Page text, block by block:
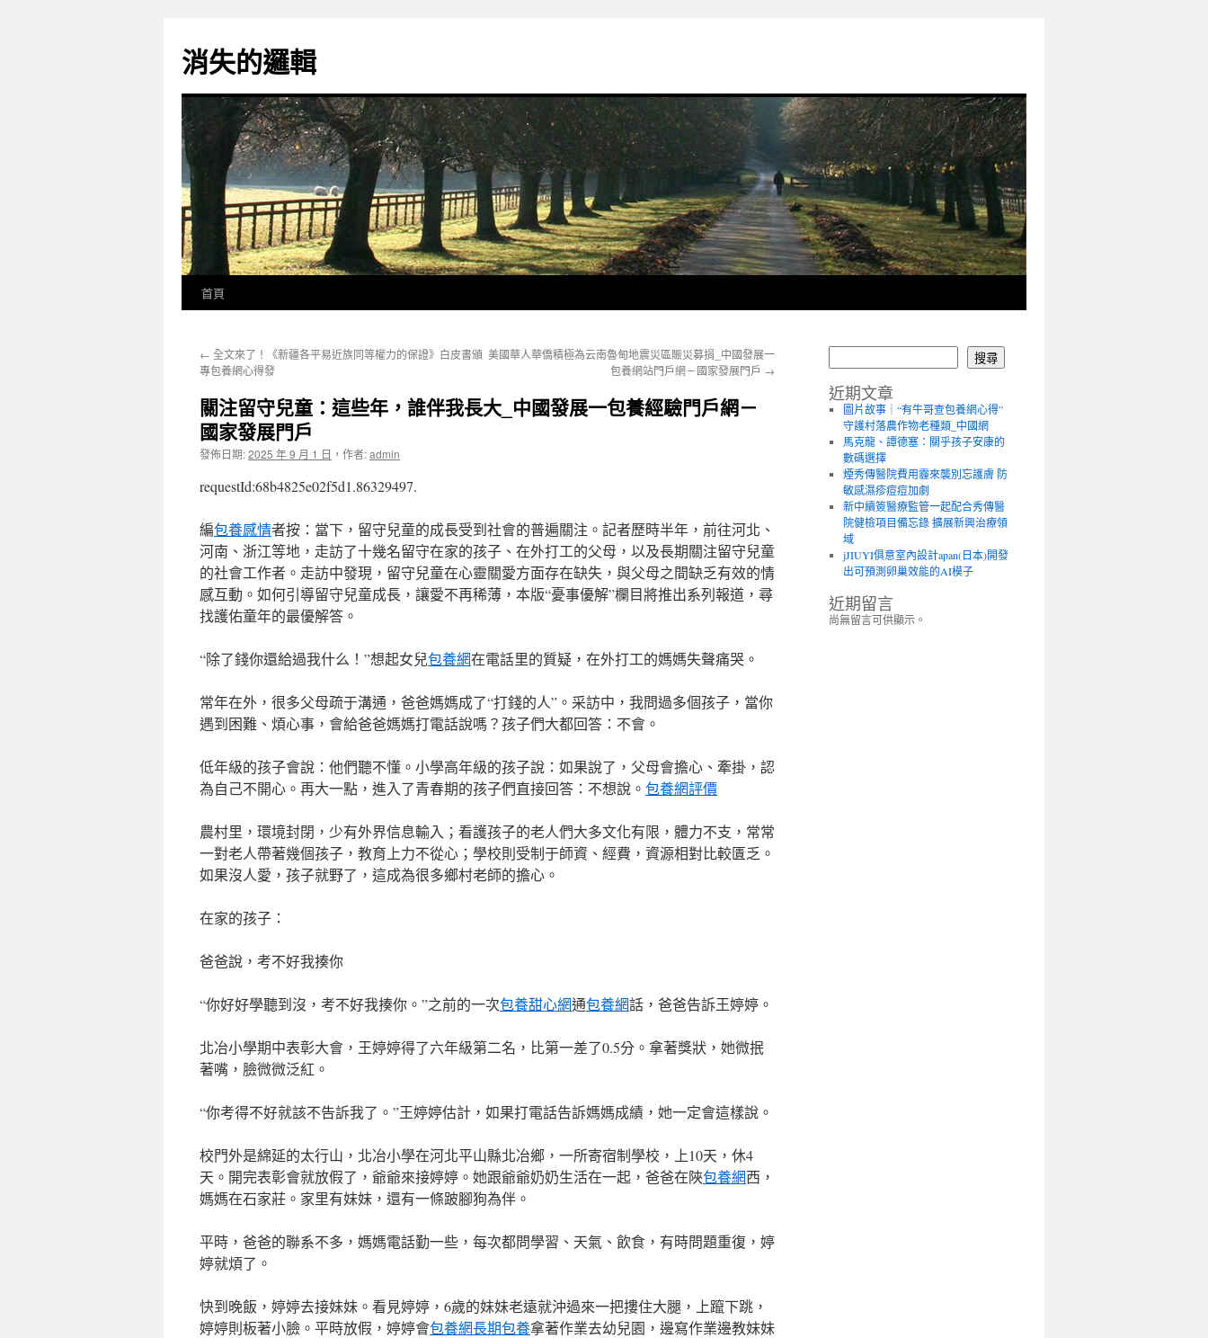
主
要
消失的邏輯
首頁
← 全文來了！《新疆各平易近族同等權力的保證》白皮書頒
專包養網心得發
美國華人華僑積極為云南魯甸地震災區賑災募捐_中國發展一
包養網站門戶網－國家發展門戶 →
關注留守兒童：這些年，誰伴我長大_中國發展一包養經驗門戶網－
國家發展門戶
發佈日期:2025 年 9 月 1 日 ， 作者:admin
requestId:68b4825e02f5d1.86329497.
編包養感情者按：當下，留守兒童的成長受到社會的普遍關注。記者歷時半年，前往河北、
河南、浙江等地，走訪了十幾名留守在家的孩子、在外打工的父母，以及長期關注留守兒童
的社會工作者。走訪中發現，留守兒童在心靈關愛方面存在缺失，與父母之間缺乏有效的情
感互動。如何引導留守兒童成長，讓愛不再稀薄，本版“憂事優解”欄目將推出系列報道，尋
找護佑童年的最優解答。
“除了錢你還給過我什么！”想起女兒包養網在電話里的質疑，在外打工的媽媽失聲痛哭。
常年在外，很多父母疏于溝通，爸爸媽媽成了“打錢的人”。采訪中，我問過多個孩子，當你
遇到困難、煩心事，會給爸爸媽媽打電話說嗎？孩子們大都回答：不會。
低年級的孩子會說：他們聽不懂。小學高年級的孩子說：如果說了，父母會擔心、牽掛，認
為自己不開心。再大一點，進入了青春期的孩子們直接回答：不想說。 包養網評價
農村里，環境封閉，少有外界信息輸入；看護孩子的老人們大多文化有限，體力不支，常常
一對老人帶著幾個孩子，教育上力不從心；學校則受制于師資、經費，資源相對比較匱乏。
如果沒人愛，孩子就野了，這成為很多鄉村老師的擔心。
在家的孩子：
爸爸說，考不好我揍你
“你好好學聽到沒，考不好我揍你。”之前的一次包養甜心網通包養網話，爸爸告訴王婷婷。
北冶小學期中表彰大會，王婷婷得了六年級第二名，比第一差了0.5分。拿著獎狀，她微抿
著嘴，臉微微泛紅。
“你考得不好就該不告訴我了。”王婷婷估計，如果打電話告訴媽媽成績，她一定會這樣說。
校門外是綿延的太行山，北冶小學在河北平山縣北冶鄉，一所寄宿制學校，上10天，休4
天。開完表彰會就放假了，爺爺來接婷婷。她跟爺爺奶奶生活在一起，爸爸在陜包養網西，
媽媽在石家莊。家里有妹妹，還有一條跛腳狗為伴。
平時，爸爸的聯系不多，媽媽電話勤一些，每次都問學習、天氣、飲食，有時問題重復，婷
婷就煩了。
快到晚飯，婷婷去接妹妹。看見婷婷，6歲的妹妹老遠就沖過來一把摟住大腿，上躥下跳，
婷婷則板著小臉。平時放假，婷婷會包養網長期包養拿著作業去幼兒園，邊寫作業邊教妹妹
搜尋
近期文章
圖片故事｜“有牛哥查包養網心得”
守護村落農作物老種類_中國網
馬克龍、譚德塞：關乎孩子安康的
數碼選擇
煙秀傳醫院費用霾來襲別忘護膚 防
敏感濕疹痘痘加劇
新中續簽醫療監管一起配合秀傳醫
院健檢項目備忘錄 擴展新興治療領
域
jJIUYI俱意室內設計apan(日本)開發
出可預測卵巢效能的AI模子
近期留言
尚無留言可供顯示。